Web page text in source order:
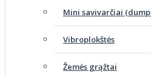
Mini savivarčiai
Vibroplokštės
Žemės grąžtai